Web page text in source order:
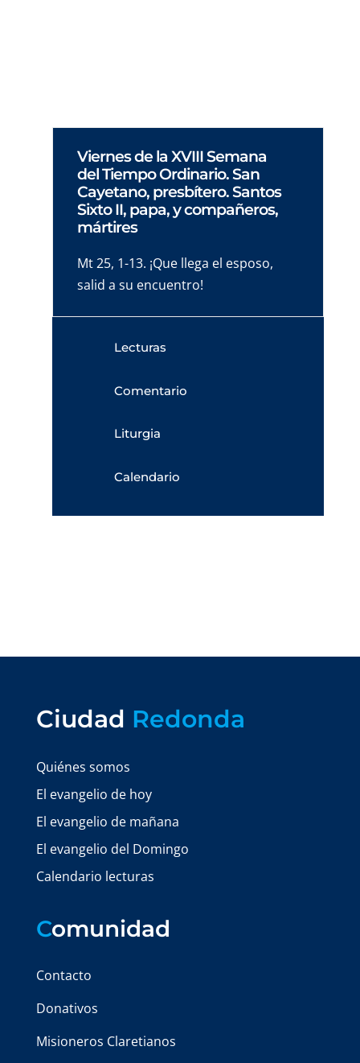
Viernes de la XVIII Semana
del Tiempo Ordinario. San
Cayetano, presbítero. Santos
Sixto II, papa, y compañeros,
mártires
Mt 25, 1-13. ¡Que llega el esposo,
salid a su encuentro!
Lecturas
Comentario
Liturgia
Calendario
Ciudad Redonda
Quiénes somos
El evangelio de hoy
El evangelio de mañana
El evangelio del Domingo
Calendario lecturas
Comunidad
Contacto
Donativos
Misioneros Claretianos